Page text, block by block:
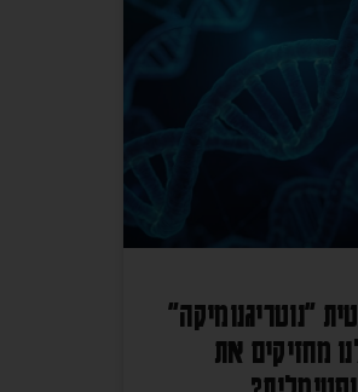
"נוטריגנומיקה"
מחזיקים את